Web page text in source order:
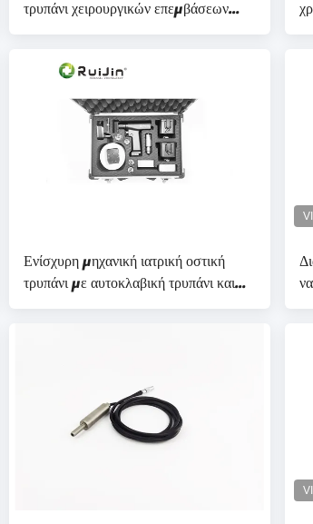
τρυπάνι χειρουργικών επεμβάσεων
μπαταρία λίθιου τρυπανιών CE ISO
Ενίσχυρη μηχανική ιατρική οστική
τρυπάνι με αυτοκλαβική τρυπάνι και
μπαταρία λιθίου